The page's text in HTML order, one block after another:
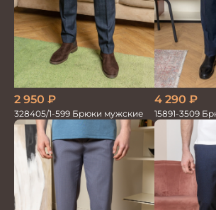
2 950 ₽
328405/1-599 Брюки мужские
4 290 ₽
15891-3509